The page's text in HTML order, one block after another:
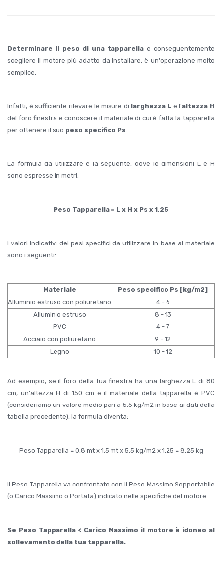
Determinare il peso di una tapparella e conseguentemente
scegliere il motore più adatto da installare, è un'operazione molto
semplice.
Infatti, è sufficiente rilevare le misure di larghezza L e l'altezza H
del foro finestra e conoscere il materiale di cui è fatta la tapparella
per ottenere il suo peso specifico Ps
La formula da utilizzare è la seguente, dove le dimensioni L e H
sono espresse in metri:
Peso Tapparella = L x H x Ps x 1,25
I valori indicativi dei pesi specifici da utilizzare in base al materiale
sono i seguenti:
Materiale
Peso specifico Ps [kg/m2]
Alluminio estruso con poliuretano
4 - 6
Alluminio estruso
8 - 13
PVC
4 - 7
Acciaio con poliuretano
9 - 12
Legno
10 - 12
Ad esempio, se il foro della tua finestra ha una larghezza L di 80
cm, un'altezza H di 150 cm e il materiale della tapparella è PVC
(consideriamo un valore medio pari a 5,5 kg/m2 in base ai dati della
tabella precedente), la formula diventa:
Peso Tapparella = 0,8 mt x 1,5 mt x 5,5 kg/m2 x 1,25 = 8,25 kg
Il Peso Tapparella va confrontato con il Peso Massimo Sopportabile
(o Carico Massimo o Portata) indicato nelle specifiche del motore.
Se Peso Tapparella < Carico Massimo il motore è idoneo al
sollevamento della tua tapparella.